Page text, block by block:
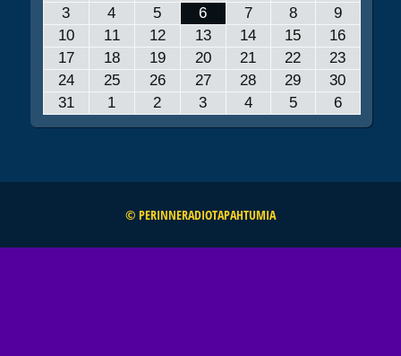
33.8.2026
44.8.2026
55.8.2026
66.8.2026
77.8.2026
88.8.2026
99.8.2026
1010.8.2026
11 11.8.2026
1212.8.2026
1313.8.2026
1414.8.2026
1515.8.2026
16
1717.8.2026
1818.8.2026
1919.8.2026
2020.8.2026
21 21.8.2026
2222.8.2026
23
2424.8.2026
2525.8.2026
2626.8.2026
2727.8.2026
2828.8.2026
2929.8.2026
30
31 31.8.2026
1 1.9.2026
22.9.2026
33.9.2026
44.9.2026
55.9.2026
66.9.2026
© PERINNERADIOTAPAHTUMIA